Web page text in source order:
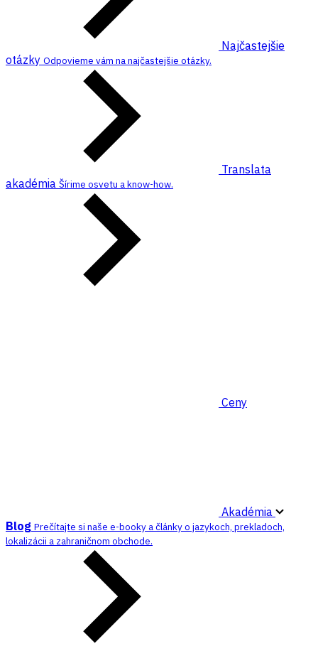
Najčastejšie
otázky Odpovieme vám na najčastejšie otázky.
Translata
akadémia Šírime osvetu a know-how.
Ceny
Akadémia
Blog Prečítajte si naše e-booky a články o jazykoch, prekladoch,
lokalizácii a zahraničnom obchode.